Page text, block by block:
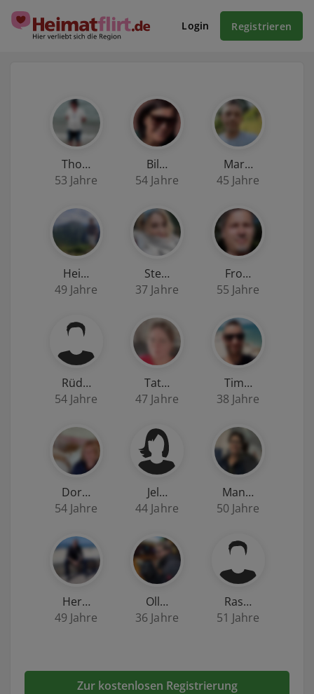
Login Registrieren
Tho…
53 Jahre
Bil…
54 Jahre
Mar…
45 Jahre
Hei…
49 Jahre
Ste…
37 Jahre
Fro…
55 Jahre
Rüd…
54 Jahre
Tat…
47 Jahre
Tim…
38 Jahre
Dor…
54 Jahre
Jel…
44 Jahre
Man…
50 Jahre
Her…
49 Jahre
Oll…
36 Jahre
Ras…
51 Jahre
Zur kostenlosen Registrierung